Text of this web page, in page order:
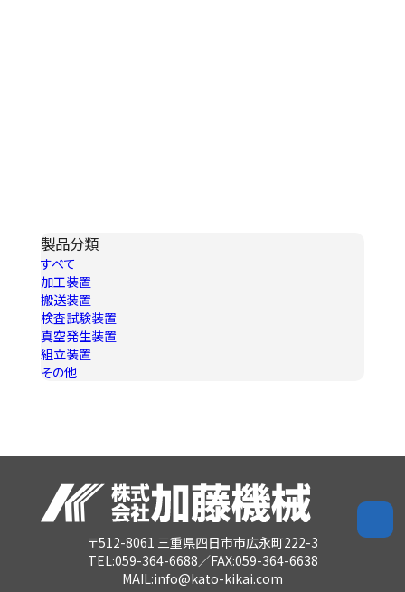
製品分類
すべて
加工装置
搬送装置
検査試験装置
真空発生装置
組立装置
その他
〒512-8061 三重県四日市市広永町222-3
TEL:059-364-6688／FAX:059-364-6638
MAIL:info@kato-kikai.com